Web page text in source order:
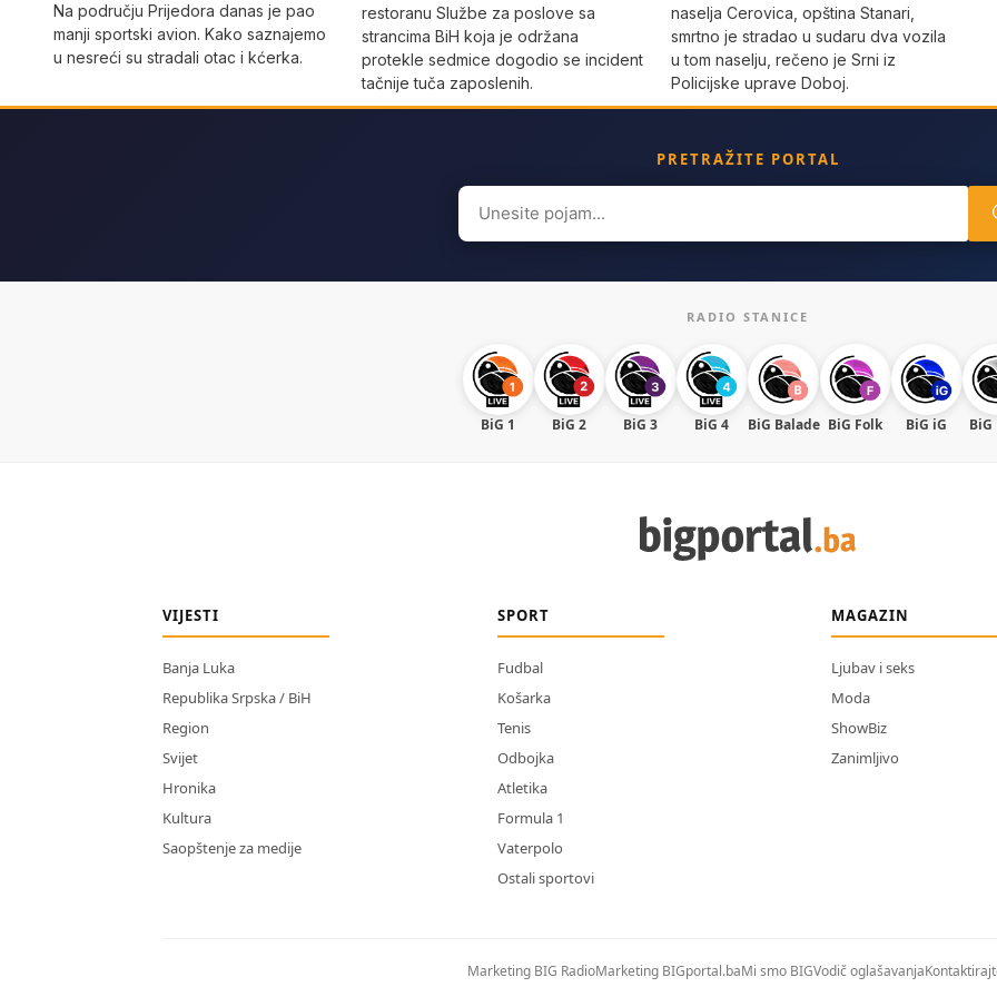
Na području Prijedora danas je pao
manji sportski avion. Kako saznajemo
u nesreći su stradali otac i kćerka.
restoranu Službe za poslove sa
strancima BiH koja je održana
protekle sedmice dogodio se incident
tačnije tuča zaposlenih.
naselja Cerovica, opština Stanari,
smrtno je stradao u sudaru dva vozila
u tom naselju, rečeno je Srni iz
Policijske uprave Doboj.
PRETRAŽITE PORTAL
Search
for:
RADIO STANICE
BiG 1 BiG 2 BiG 3 BiG 4 BiG Balade BiG Folk BiG iG BiG
VIJESTI
Banja Luka
Republika Srpska / BiH
Region
Svijet
Hronika
Kultura
Saopštenje za medije
SPORT
Fudbal
Košarka
Tenis
Odbojka
Atletika
Formula 1
Vaterpolo
Ostali sportovi
MAGAZIN
Ljubav i seks
Moda
ShowBiz
Zanimljivo
Marketing BIG RadioMarketing BIGportal.baMi smo BIGVodič oglašavanja